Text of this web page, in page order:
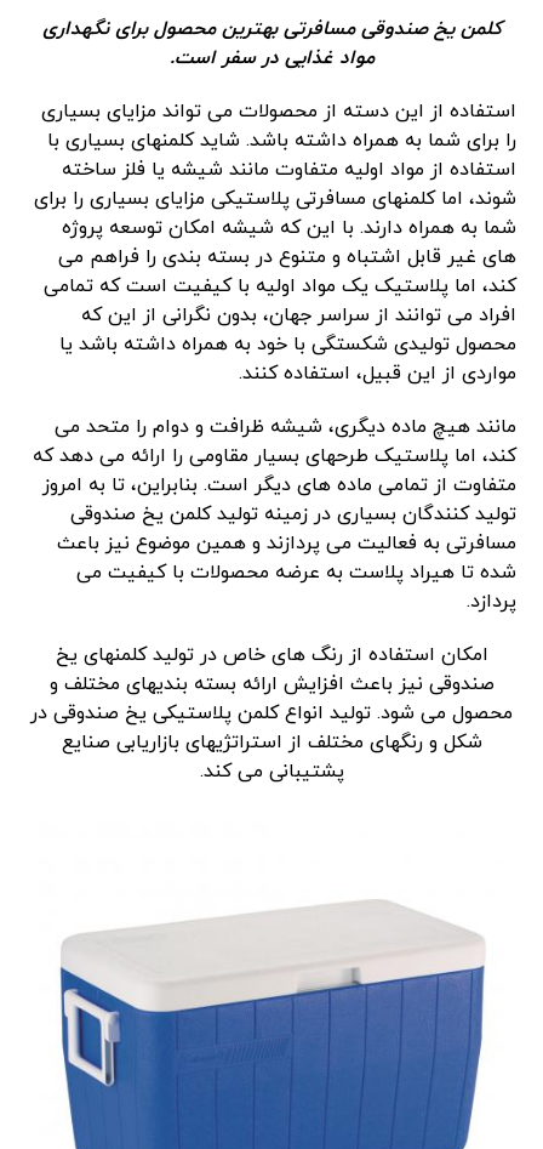
کلمن یخ صندوقی مسافرتی بهترین محصول برای نگهداری
مواد غذایی در سفر است.
استفاده از این دسته از محصولات می تواند مزایای بسیاری
را برای شما به همراه داشته باشد. شاید کلمنهای بسیاری با
استفاده از مواد اولیه متفاوت مانند شیشه یا فلز ساخته
شوند، اما کلمنهای مسافرتی پلاستیکی مزایای بسیاری را برای
شما به همراه دارند. با این که شیشه امکان توسعه پروژه
های غیر قابل اشتباه و متنوع در بسته بندی را فراهم می
کند، اما پلاستیک یک مواد اولیه با کیفیت است که تمامی
افراد می توانند از سراسر جهان، بدون نگرانی از این که
محصول تولیدی شکستگی با خود به همراه داشته باشد یا
مواردی از این قبیل، استفاده کنند.
مانند هیچ ماده دیگری، شیشه ظرافت و دوام را متحد می
کند، اما پلاستیک طرحهای بسیار مقاومی را ارائه می دهد که
متفاوت از تمامی ماده های دیگر است. بنابراین، تا به امروز
تولید کنندگان بسیاری در زمینه تولید کلمن یخ صندوقی
مسافرتی به فعالیت می پردازند و همین موضوع نیز باعث
شده تا هیراد پلاست به عرضه محصولات با کیفیت می
پردازد.
امکان استفاده از رنگ های خاص در تولید کلمنهای یخ
صندوقی نیز باعث افزایش ارائه بسته بندیهای مختلف و
محصول می شود. تولید انواع کلمن پلاستیکی یخ صندوقی در
شکل و رنگهای مختلف از استراتژیهای بازاریابی صنایع
پشتیبانی می کند.